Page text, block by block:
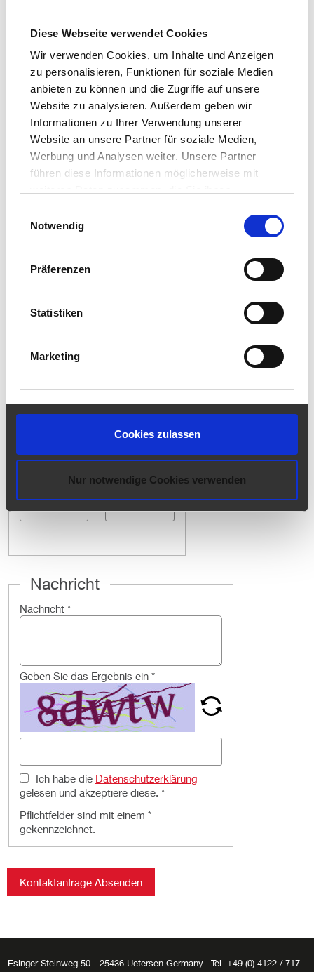
Diese Webseite verwendet Cookies
Wir verwenden Cookies, um Inhalte und Anzeigen
zu personalisieren, Funktionen für soziale Medien
anbieten zu können und die Zugriffe auf unsere
Website zu analysieren. Außerdem geben wir
Informationen zu Ihrer Verwendung unserer
Website an unsere Partner für soziale Medien,
Werbung und Analysen weiter. Unsere Partner
führen diese Informationen möglicherweise mit
Nutzung der Dienste gesammelt haben.
Notwendig
Präferenzen
Statistiken
Marketing
Cookies zulassen
Nur notwendige Cookies verwenden
Vosschemie
Private Label
Ihre Kontaktdaten
Vorname Nachname
Straße
PLZ
E-Mail*
Nachricht
Nachricht *
Geben Sie das Ergebnis ein *
Ich habe die Datenschutzerklärung
gelesen und akzeptiere diese. *
Pflichtfelder sind mit einem *
gekennzeichnet.
Kontaktanfrage Absenden
Esinger Steinweg 50 - 25436 Uetersen Germany | Tel. +49 (0) 4122 / 717 -